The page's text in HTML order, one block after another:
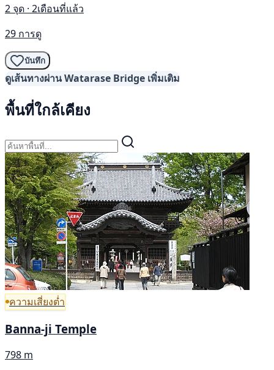
2 จุด · 2เดือนที่แล้ว
29 การดู
บันทึก
ดูเส้นทางผ่าน Watarase Bridge เพิ่มเติม
พื้นที่ใกล้เคียง
ความเสี่ยงต่ำ
Banna-ji Temple
798 m